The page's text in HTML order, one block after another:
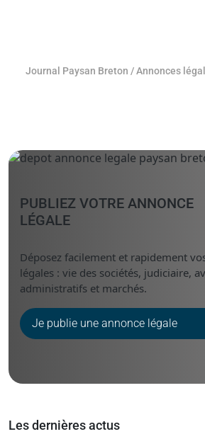
Journal Paysan Breton /Annonces
PUBLIEZ VOTRE ANNONCE
LÉGALE
Déposez facilement et rapidement
légales : vie des sociétés, judiciaire,
administratifs et marchés.
Je publie une annonce légale
Les dernières actus